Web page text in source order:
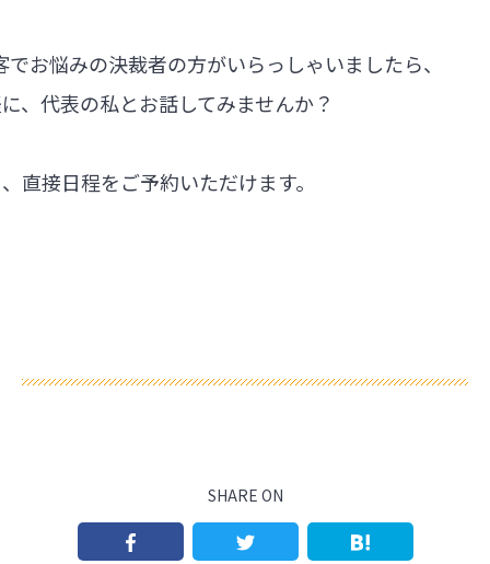
お悩みの決裁者の方がいらっしゃいましたら、
、代表の私とお話してみませんか？
直接日程をご予約いただけます。
SHARE ON